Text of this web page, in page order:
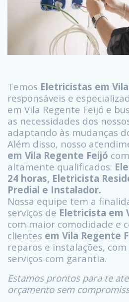
Temos Eletricistas em
responsáveis e
em Vila Regente Feijó e
as necessidades dos
adaptando às mudanças
Além disso, nosso
em Vila Regente Feijó
altamente qualificados:
24 horas, Eletricista
Predial e Instalador.
Nossa equipe tem a
serviços de Eletricista em
com maior comodidade e
clientes em Vila Regente
reparos e instalações,
serviços com garantia.
Estamos prontos para te
orçamento sem